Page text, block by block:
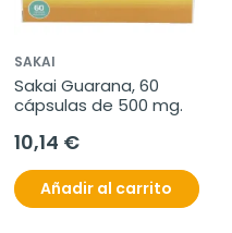
SAKAI
Sakai Guarana, 60
cápsulas de 500 mg.
10,14 €
Añadir al carrito